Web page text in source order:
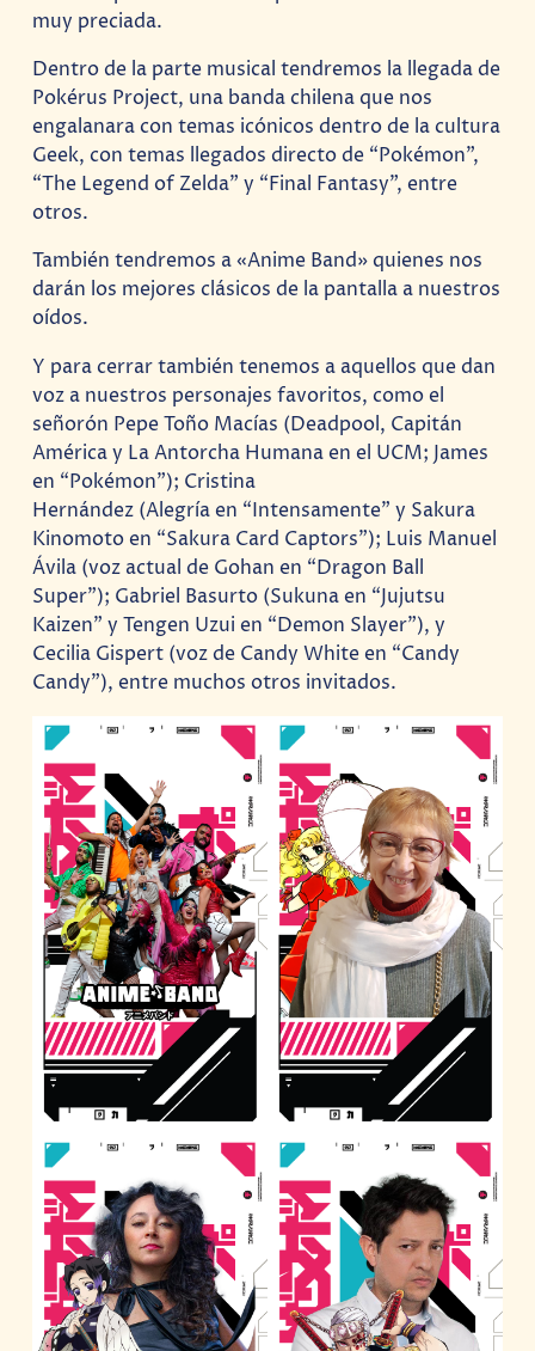
muy preciada.
Dentro de la parte musical tendremos la llegada de
Pokérus Project, una banda chilena que nos
engalanara con temas icónicos dentro de la cultura
Geek, con temas llegados directo de “Pokémon”,
“The Legend of Zelda” y “Final Fantasy”, entre
otros.
También tendremos a «Anime Band» quienes nos
darán los mejores clásicos de la pantalla a nuestros
oídos.
Y para cerrar también tenemos a aquellos que dan
voz a nuestros personajes favoritos, como el
señorón Pepe Toño Macías (Deadpool, Capitán
América y La Antorcha Humana en el UCM; James
en “Pokémon”); Cristina
Hernández (Alegría en “Intensamente” y Sakura
Kinomoto en “Sakura Card Captors”); Luis Manuel
Ávila (voz actual de Gohan en “Dragon Ball
Super”); Gabriel Basurto (Sukuna en “Jujutsu
Kaizen” y Tengen Uzui en “Demon Slayer”), y
Cecilia Gispert (voz de Candy White en “Candy
Candy”), entre muchos otros invitados.